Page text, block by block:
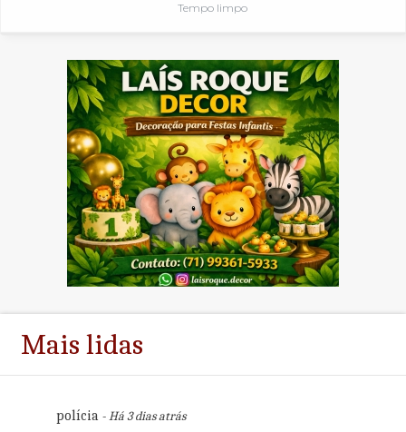
Tempo limpo
Mais lidas
polícia- Há 3 dias atrás